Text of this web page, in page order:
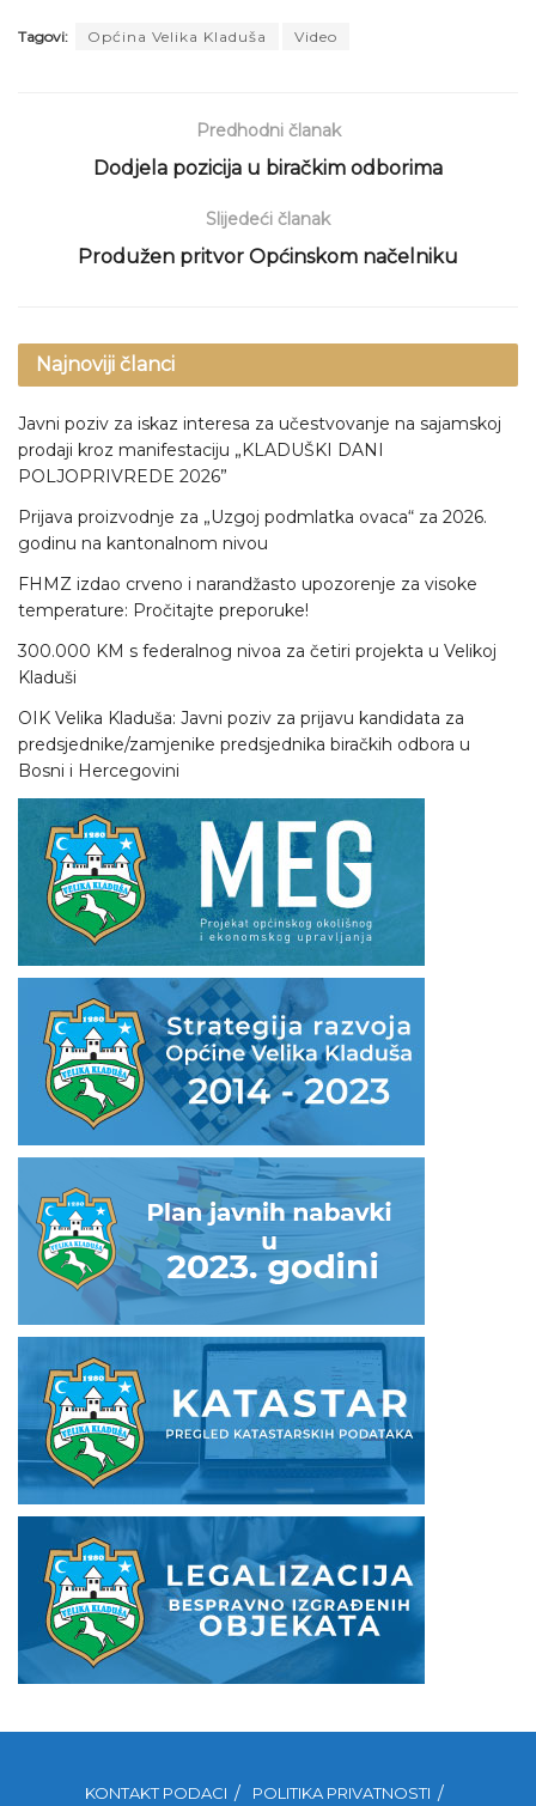
Tagovi: Općina Velika Kladuša Video
Predhodni članak
Dodjela pozicija u biračkim odborima
Slijedeći članak
Produžen pritvor Općinskom načelniku
Najnoviji članci
Javni poziv za iskaz interesa za učestvovanje na sajamskoj
prodaji kroz manifestaciju „KLADUŠKI DANI
POLJOPRIVREDE 2026”
Prijava proizvodnje za „Uzgoj podmlatka ovaca“ za 2026.
godinu na kantonalnom nivou
FHMZ izdao crveno i narandžasto upozorenje za visoke
temperature: Pročitajte preporuke!
300.000 KM s federalnog nivoa za četiri projekta u Velikoj
Kladuši
OIK Velika Kladuša: Javni poziv za prijavu kandidata za
predsjednike/zamjenike predsjednika biračkih odbora u
Bosni i Hercegovini
KONTAKT PODACI POLITIKA PRIVATNOSTI